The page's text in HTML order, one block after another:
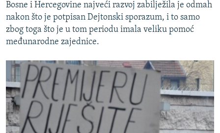
Bosne i Hercegovine najveći razvoj zabilježila je odmah
nakon što je potpisan Dejtonski sporazum, i to samo
zbog toga što je u tom periodu imala veliku pomoć
međunarodne zajednice.